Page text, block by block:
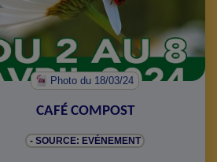
Photodu 18/03/24
CAFÉ COMPOST
- SOURCE: EVÉNEMENT